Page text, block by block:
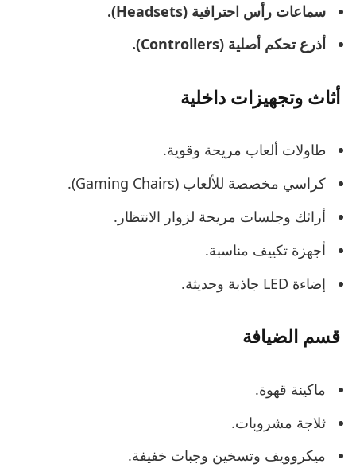
سماعات رأس احترافية (Headsets).
أذرع تحكم أصلية (Controllers).
أثاث وتجهيزات داخلية
طاولات ألعاب مريحة وقوية.
كراسي مخصصة للألعاب (Gaming Chairs).
أرائك وجلسات مريحة لزوار الانتظار.
أجهزة تكييف مناسبة.
إضاءة LED جاذبة وحديثة.
قسم الضيافة
ماكينة قهوة.
ثلاجة مشروبات.
ميكروويف وتسخين وجبات خفيفة.